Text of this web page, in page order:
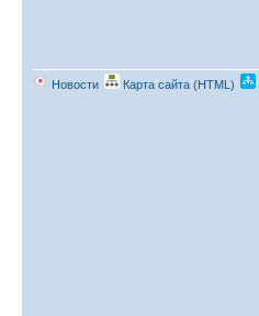
Новости Карта сайта (HTML)